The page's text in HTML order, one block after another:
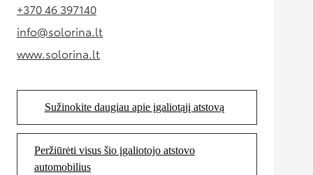
+370 46 397140(Opens in new tab)
info@solorina.lt(Opens in new tab)
www.solorina.lt(Opens in new tab)
Sužinokite daugiau apie įgaliotąjį atstovą
(Opens in new tab)
Peržiūrėti visus šio įgaliotojo atstovo
automobilius